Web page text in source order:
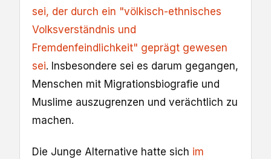
sei, der durch ein "völkisch-ethnisches
Volksverständnis und
Fremdenfeindlichkeit" geprägt gewesen
sei. Insbesondere sei es darum gegangen,
Menschen mit Migrationsbiografie und
Muslime auszugrenzen und verächtlich zu
machen.
Die Junge Alternative hatte sich im